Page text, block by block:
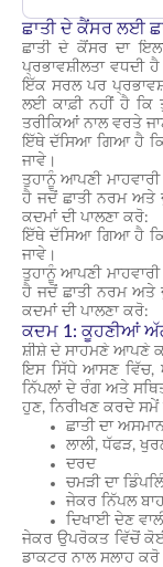
ਛਾਤੀ ਦੇ ਕੈਂਸਰ ਲਈ
ਛਾਤੀ ਦੇ ਕੈਂਸਰ ਦਾ
ਪ੍ਰਭਾਵਸ਼ੀਲਤਾ ਵਧਦੀ
ਇੱਕ ਸਰਲ ਪਰ
ਲਈ ਕਾਫ਼ੀ ਨਹੀਂ ਹੈ ਕਿ
ਤਰੀਕਿਆਂ ਨਾਲ ਵਰਤੇ
ਇੱਥੇ ਦੱਸਿਆ ਗਿਆ ਹੈ
ਜਾਵੇ।
ਤੁਹਾਨੂੰ ਆਪਣੀ
ਹੈ ਜਦੋਂ ਛਾਤੀ ਨਰਮ ਅਤੇ
ਕਦਮਾਂ ਦੀ ਪਾਲਣਾ ਕਰੋ:
ਇੱਥੇ ਦੱਸਿਆ ਗਿਆ ਹੈ
ਜਾਵੇ।
ਤੁਹਾਨੂੰ ਆਪਣੀ
ਹੈ ਜਦੋਂ ਛਾਤੀ ਨਰਮ ਅਤੇ
ਕਦਮਾਂ ਦੀਪਾਲਣਾ ਕਰੋ:
ਕਦਮ 1: ਕੂਹਣੀਆਂ
ਸ਼ੀਸ਼ੇ ਦੇ ਸਾਹਮਣੇ ਆਪਣੇ
ਇਸ ਸਿੱਧੇ ਆਸਣ
ਨਿੱਪਲਾਂ ਦੇ ਰੰਗ ਅਤੇ
ਹੁਣ, ਨਿਰੀਖਣ ਕਰਦੇ
ਛਾਤੀ ਦਾ
ਲਾਲੀ, ਧੱਫੜ,
ਦਰਦ
ਚਮੜੀ ਦਾ
ਜੇਕਰ ਨਿੱਪਲ
ਦਿਖਾਈ ਦੇਣ
ਜੇਕਰ ਉਪਰੋਕਤ ਵਿੱਚੋਂ
ਡਾਕਟਰ ਨਾਲ ਸਲਾਹ